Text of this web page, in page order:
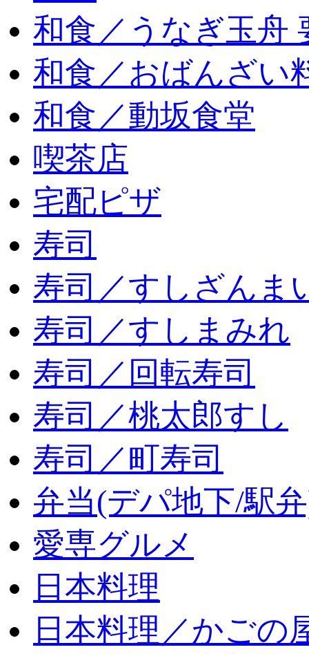
和食／うなぎ玉舟
和食／おばんざい
和食／動坂食堂
喫茶店
宅配ピザ
寿司
寿司／すしざんま
寿司／すしまみれ
寿司／回転寿司
寿司／桃太郎すし
寿司／町寿司
弁当(デパ地下/駅
愛専グルメ
日本料理
日本料理／かごの